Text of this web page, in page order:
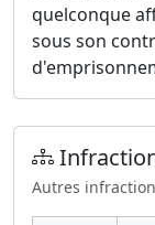
quelconque
sous son
Autres